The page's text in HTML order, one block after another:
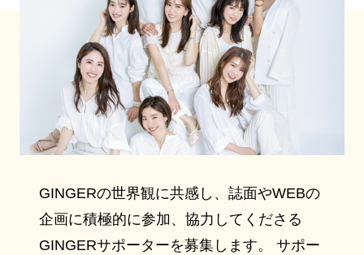
GINGERの世界観に共感し、誌面やWEBの
企画に積極的に参加、協力してくださる
GINGERサポーターを募集します。 サポー